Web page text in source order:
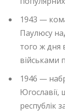
1943 —
Паулюсу
того ж дня
військами
1946 —
Югославії,
республік